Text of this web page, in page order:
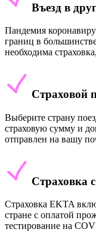
Въезд в
Пандемия
границ в
необходима
Страховой
Выберите страну
страховую сумму и
отправлен на вашу
Страховка
Страховка EKTA
стране с оплатой
тестирование на